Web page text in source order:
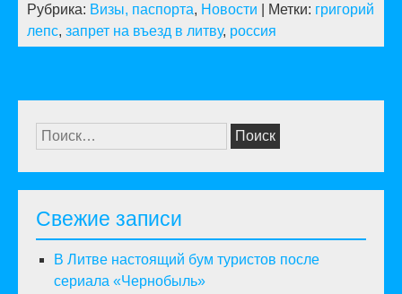
Рубрика: Визы, паспорта, Новости | Метки: григорий
лепс, запрет на въезд в литву, россия
Найти:
Свежие записи
В Литве настоящий бум туристов после
сериала «Чернобыль»